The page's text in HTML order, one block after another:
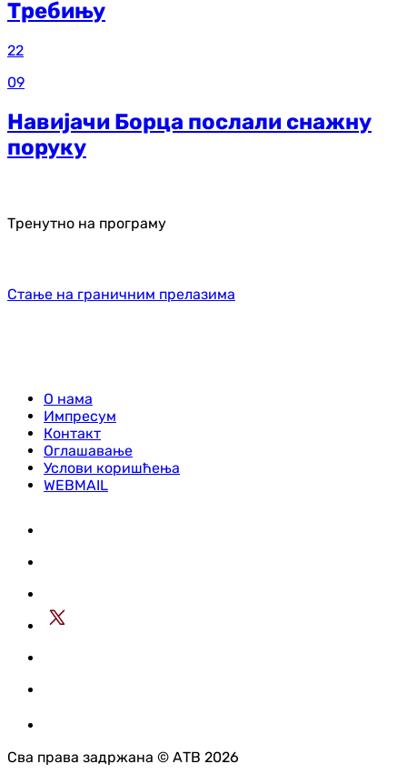
Требињу
22
09
Навијачи Борца послали снажну
поруку
Тренутно на програму
Стање на граничним прелазима
О нама
Импресум
Контакт
Оглашавање
Услови коришћења
WEBMAIL
Сва права задржана © АТВ 2026